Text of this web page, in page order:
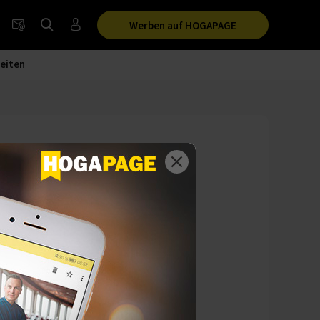
Werben auf HOGAPAGE
zwei
Breitner wird